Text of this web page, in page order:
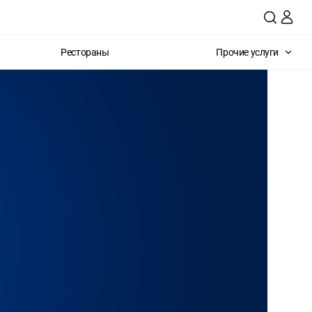
Рестораны Прочие услуги